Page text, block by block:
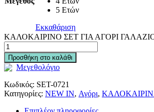
5 Ετών
Εκκαθάριση
ΚΑΛΟΚΑΙΡΙΝΟ ΣΕΤ ΓΙΑ ΑΓΟΡΙ ΓΑΛΑΖΙΟ
Προσθήκη στο καλάθι
Μεγεθολόγιο
Κωδικός: SET-0721
Κατηγορίες: NEW IN, Αγόρι,